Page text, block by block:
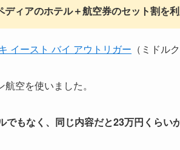
ディアのホテル＋航空券のセット割を利
イースト バイ アウトリガー （ミドル
空を使いました。
でもなく、同じ内容だと23万円くらい